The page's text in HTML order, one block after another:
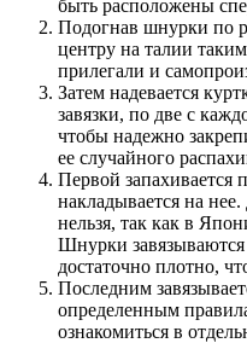
быть расположены
Подогнав шнурки по
центру на талии
прилегали и
Затем надевается
завязки, по две с
чтобы надежно
ее случайного
Первой запахивается
накладывается на
нельзя, так как в
Шнурки завязываются
достаточно плотно,
Последним
определенным
ознакомиться в